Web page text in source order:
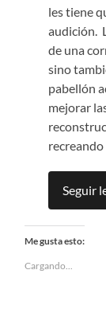
les tiene
audición.
de una
sino
pabellón
mejorar
Seguir
Me gusta esto:
Cargando...